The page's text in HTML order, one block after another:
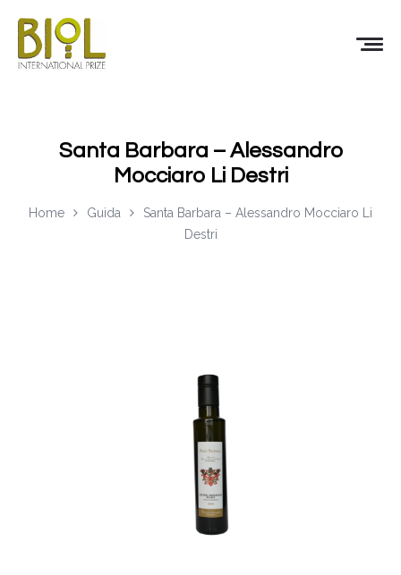
Santa Barbara – Alessandro
Mocciaro Li Destri
Home Guida
Santa Barbara – Alessandro Mocciaro Li
Destri